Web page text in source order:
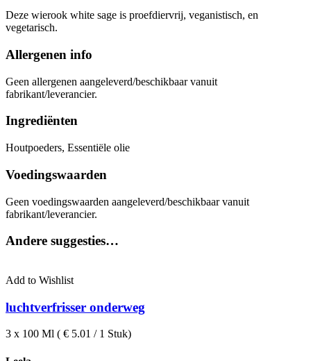
Deze wierook white sage is proefdiervrij, veganistisch, en
vegetarisch.
Allergenen info
Geen allergenen aangeleverd/beschikbaar vanuit
fabrikant/leverancier.
Ingrediënten
Houtpoeders, Essentiële olie
Voedingswaarden
Geen voedingswaarden aangeleverd/beschikbaar vanuit
fabrikant/leverancier.
Andere suggesties…
Add to Wishlist
luchtverfrisser onderweg
3 x 100 Ml ( € 5.01 / 1 Stuk)